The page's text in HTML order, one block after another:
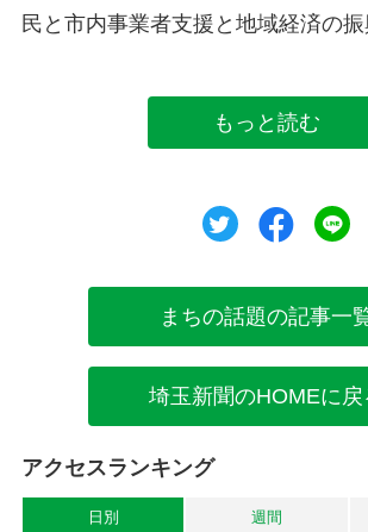
民と市内事業者支援と地域経済の振
もっと読む
ツイートシェア
まちの話題の記事一
埼玉新聞のHOMEに戻
アクセスランキング
日別 週間